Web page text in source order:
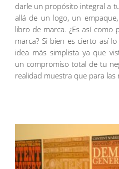
darle un propósito integral a
allá de un logo, un
libro de marca. ¿Es así como
marca? Si bien es cierto así
idea más simplista ya que
un compromiso total de tu
realidad muestra que para las